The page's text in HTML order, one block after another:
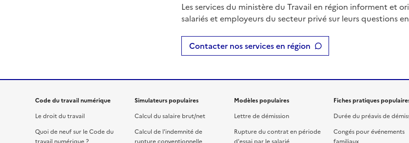
Les services du ministère du Travail en région informent et
salariés et employeurs du secteur privé sur leurs questions
Contacter nos services en région
Code du travail numérique
Le droit du travail
Quoi de neuf sur le Code du
Simulateurs populaires
Calcul du salaire brut/net
Calcul de l'indemnité de
Modèles populaires
Lettre de démission
Rupture du contrat en période
Fiches pratiques
Durée du préavis de
Congés pour événements